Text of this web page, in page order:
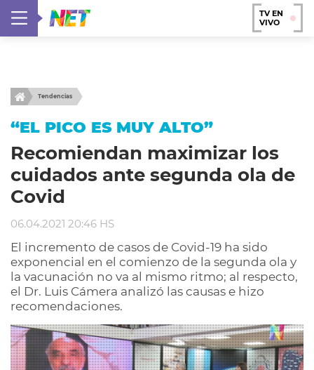
TV EN
VIVO
Tendencias
“EL PICO ES MUY ALTO”
Recomiendan maximizar los
cuidados ante segunda ola de
Covid
06.04.2021 20:46 HS
El incremento de casos de Covid-19 ha sido
exponencial en el comienzo de la segunda ola y
la vacunación no va al mismo ritmo; al respecto,
el Dr. Luis Cámera analizó las causas e hizo
recomendaciones.